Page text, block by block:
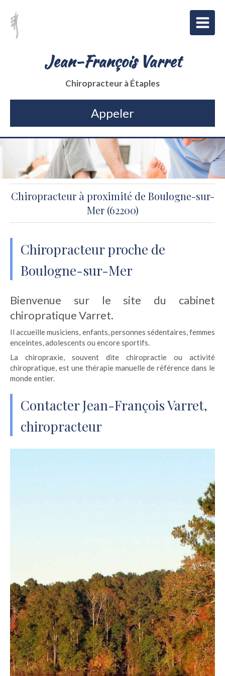
Jean-François Varret
Chiropracteur à Étaples
Appeler
Chiropracteur à proximité de Boulogne-sur-
Mer (62200)
Chiropracteur proche de
Boulogne-sur-Mer
Bienvenue sur le site du cabinet
chiropratique Varret.
Il accueille musiciens, enfants, personnes sédentaires, femmes
enceintes, adolescents ou encore sportifs.
La chiropraxie, souvent dite chiropractie ou activité
chiropratique, est une thérapie manuelle de référence dans le
monde entier.
Contacter Jean-François Varret,
chiropracteur